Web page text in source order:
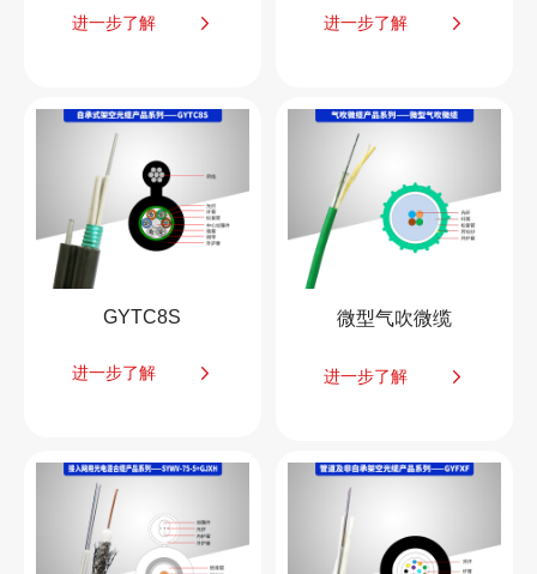
进一步了解 进一步了解
GYTC8S
进一步了解
微型气吹微缆
进一步了解